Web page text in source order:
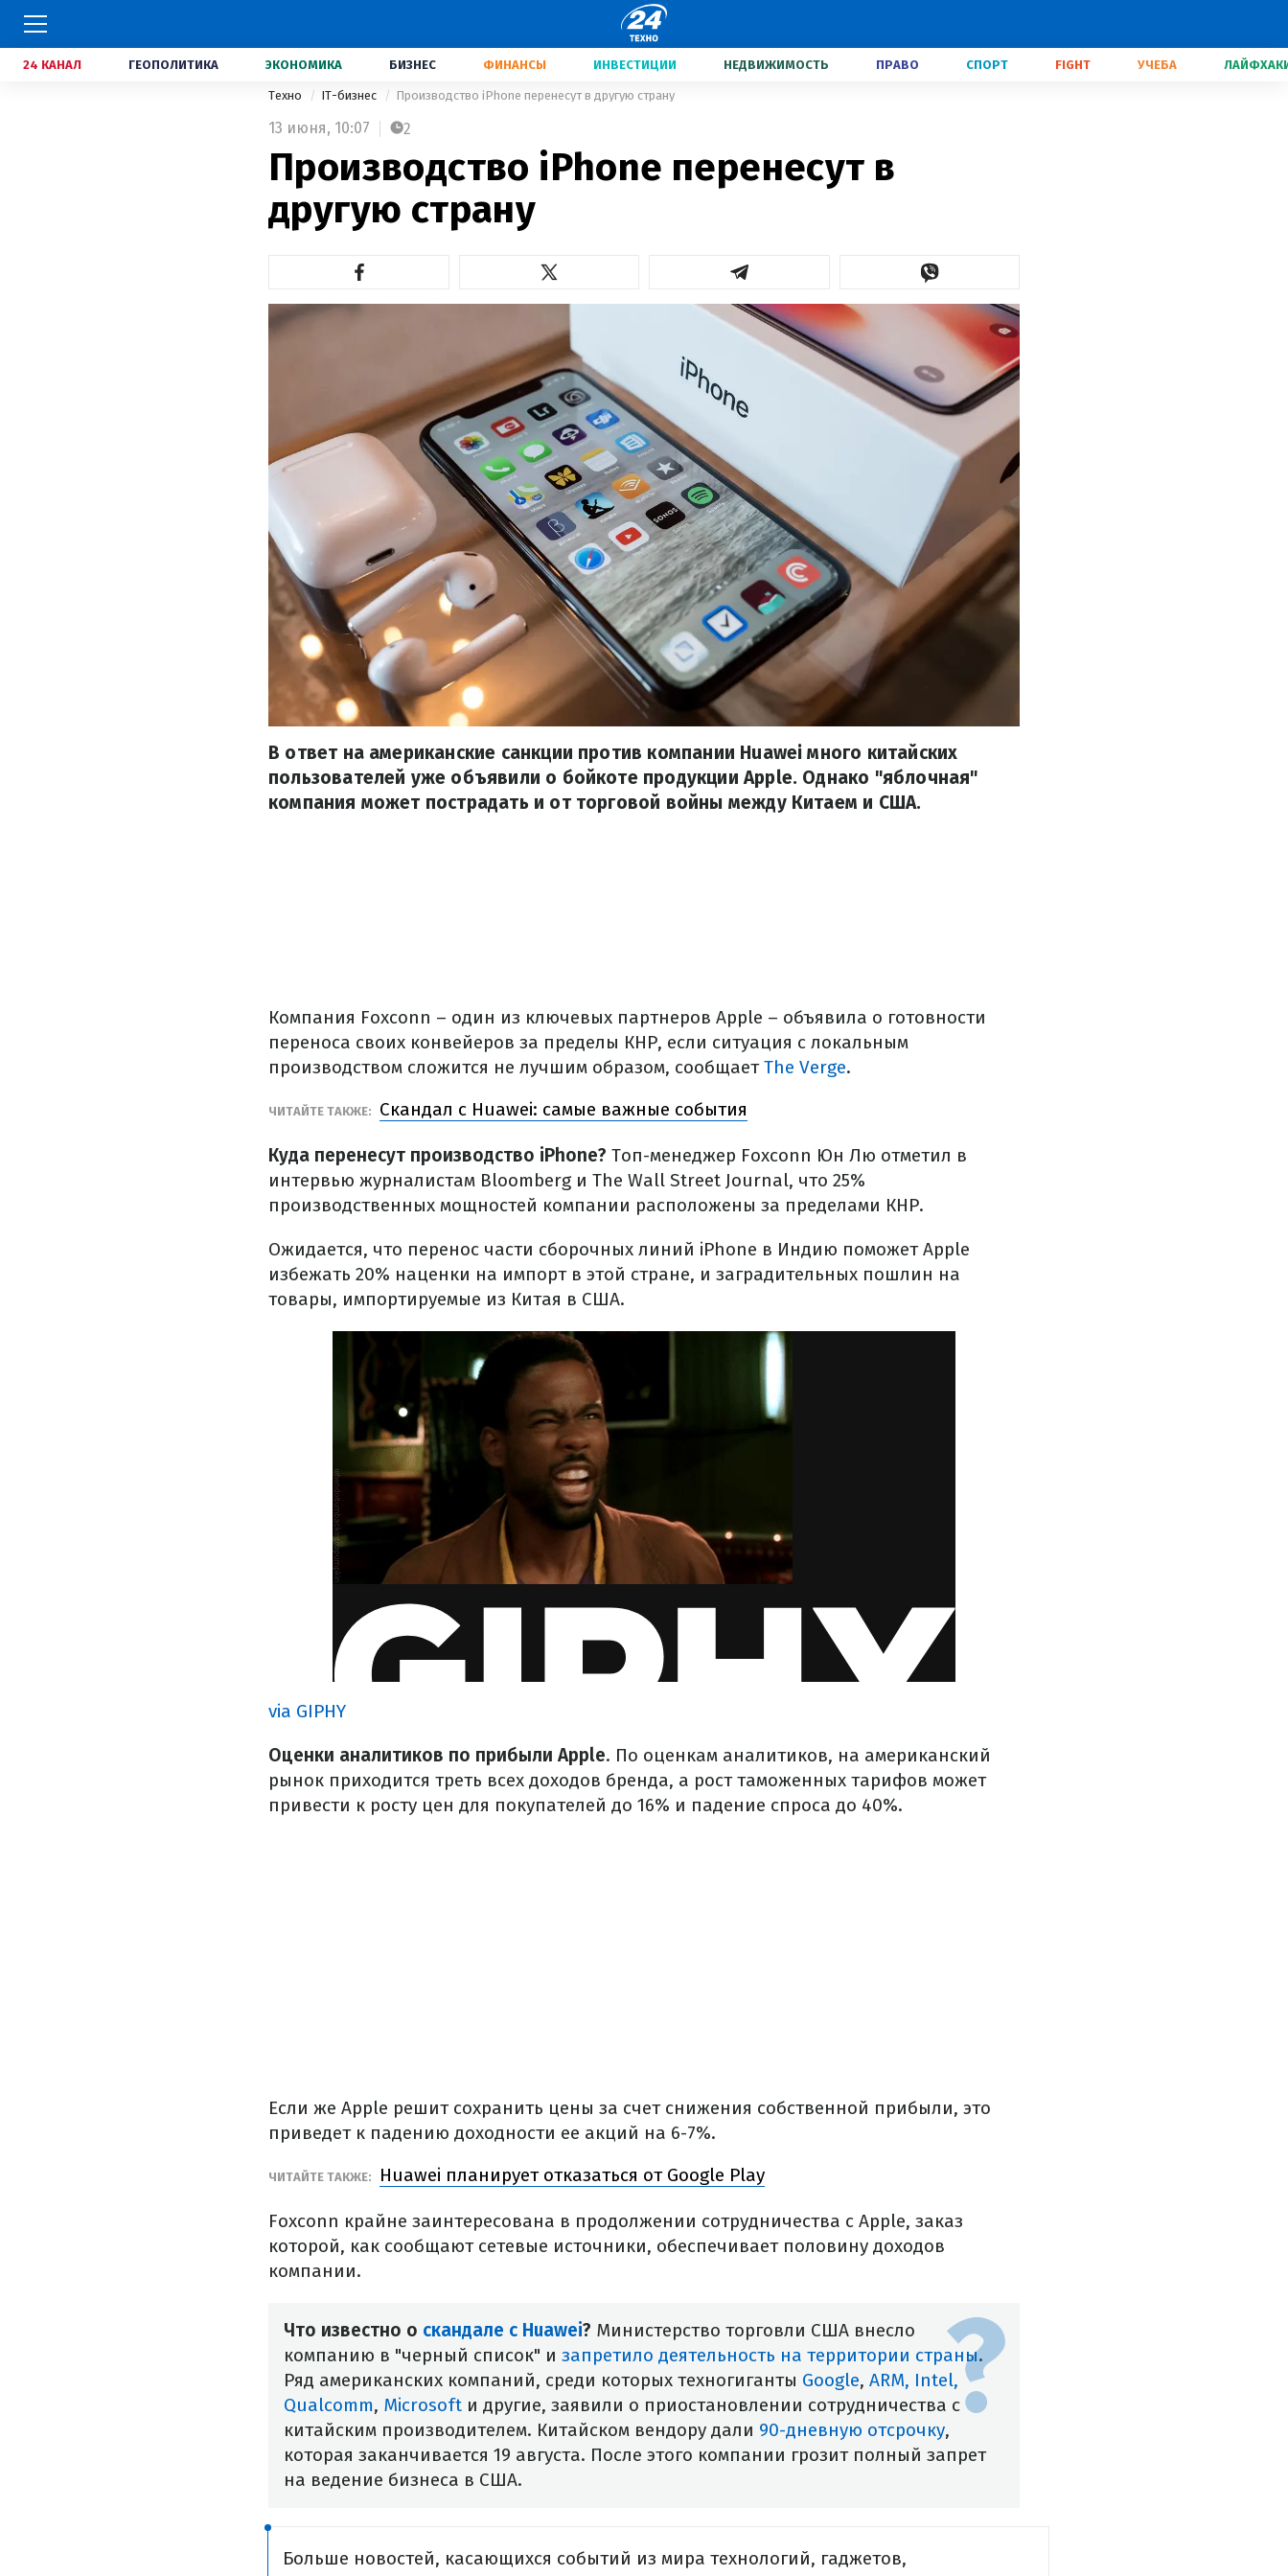
24 КАНАЛ ГЕОПОЛИТИКА ЭКОНОМИКА БИЗНЕС ФИНАНСЫ ИНВЕСТИЦИИ НЕДВИЖИМОСТЬ ПРАВО СПОРТ FIGHT УЧЕБА
Техно IT-бизнес Производство iPhone перенесут в другую страну
13 июня, 10:07 2
Производство iPhone перенесут в
другую страну
В ответ на американские санкции против компании Huawei много китайских
пользователей уже объявили о бойкоте продукции Apple. Однако "яблочная"
компания может пострадать и от торговой войны между Китаем и США.
Компания Foxconn – один из ключевых партнеров Apple – объявила о готовности
переноса своих конвейеров за пределы КНР, если ситуация с локальным
производством сложится не лучшим образом, сообщаетThe Verge.
ЧИТАЙТЕ ТАКЖЕ: Скандал с Huawei: самые важные события
Куда перенесут производство iPhone? Топ-менеджер Foxconn Юн Лю отметил в
интервью журналистам Bloomberg и The Wall Street Journal, что 25%
производственных мощностей компании расположены за пределами КНР.
Ожидается, что перенос части сборочных линий iPhone в Индию поможет Apple
избежать 20% наценки на импорт в этой стране, и заградительных пошлин на
товары, импортируемые из Китая в США.
via GIPHY
Оценки аналитиков по прибыли Apple. По оценкам аналитиков, на американский
рынок приходится треть всех доходов бренда, а рост таможенных тарифов может
привести к росту цен для покупателей до 16% и падение спроса до 40%.
Если же Apple решит сохранить цены за счет снижения собственной прибыли, это
приведет к падению доходности ее акций на 6-7%.
ЧИТАЙТЕ ТАКЖЕ: Huawei планирует отказаться от Google Play
Foxconn крайне заинтересована в продолжении сотрудничества с Apple, заказ
которой, как сообщают сетевые источники, обеспечивает половину доходов
компании.
Что известно о скандале с Huawei?​ Министерство торговли США внесло
компанию в "черный список" и запретило деятельность на территории страны.
Ряд американских компаний, среди которых техногиганты Google, ARM, Intel,
Qualcomm, Microsoft и другие, заявили о приостановлении сотрудничества с
китайским производителем. Китайском вендору дали 90-дневную отсрочку,
которая заканчивается 19 августа. После этого компании грозит полный запрет
на ведение бизнеса в США.
Больше новостей, касающихся событий из мира технологий, гаджетов,